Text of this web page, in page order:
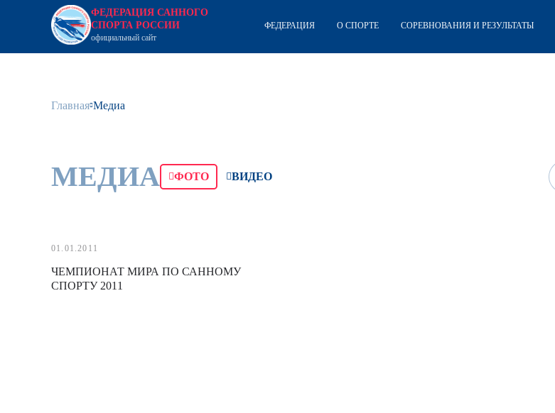
ФЕДЕРАЦИЯ САННОГО
СПОРТА РОССИИ
официальный сайт
ФЕДЕРАЦИЯ О СПОРТЕ СОРЕВНОВАНИЯ И РЕЗУЛЬТАТЫ
Главная Медиа
МЕДИА ФОТО ВИДЕО
01.01.2011
ЧЕМПИОНАТ МИРА ПО САННОМУ
СПОРТУ 2011